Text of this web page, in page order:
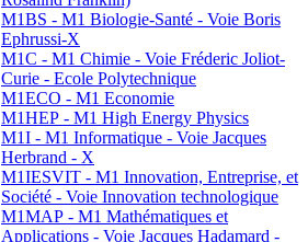
M1BS - M1 Biologie-Santé - Voie Boris
Ephrussi-X
M1C - M1 Chimie - Voie Fréderic Joliot-
Curie - Ecole Polytechnique
M1ECO - M1 Economie
M1HEP - M1 High Energy Physics
M1I - M1 Informatique - Voie Jacques
Herbrand - X
M1IESVIT - M1 Innovation, Entreprise, et
Société - Voie Innovation technologique
M1MAP - M1 Mathématiques et
Applications - Voie Jacques Hadamard -